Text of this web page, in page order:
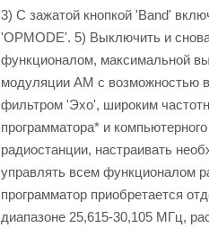
3) С зажатой кнопкой 'Band'
'OPMODE'. 5) Выключить и
функционалом, максимальной
модуляции AM с возможностью
фильтром 'Эхо', широким
программатора* и
радиостанции, настраивать
управлять всем функционалом
программатор приобретается
диапазоне 25,615-30,105 МГц,